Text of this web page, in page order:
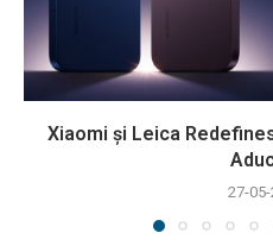
Xiaomi și Leica
27-